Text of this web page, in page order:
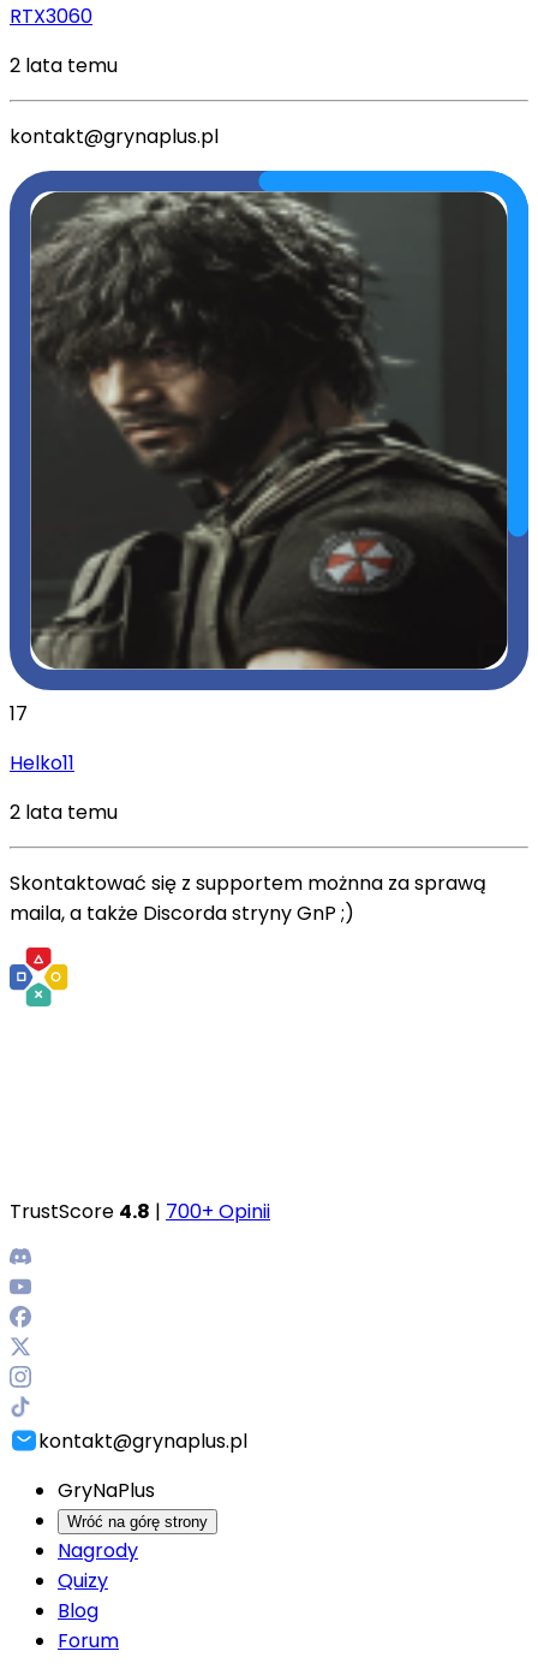
RTX3060
2 lata temu
kontakt@grynaplus.pl
17
Helko11
2 lata temu
Skontaktować się z supportem możnna za sprawą
maila, a także Discorda stryny GnP ;)
TrustScore 4.8 | 700+ Opinii
kontakt@grynaplus.pl
GryNaPlus
Wróć na górę strony
Nagrody
Quizy
Blog
Forum